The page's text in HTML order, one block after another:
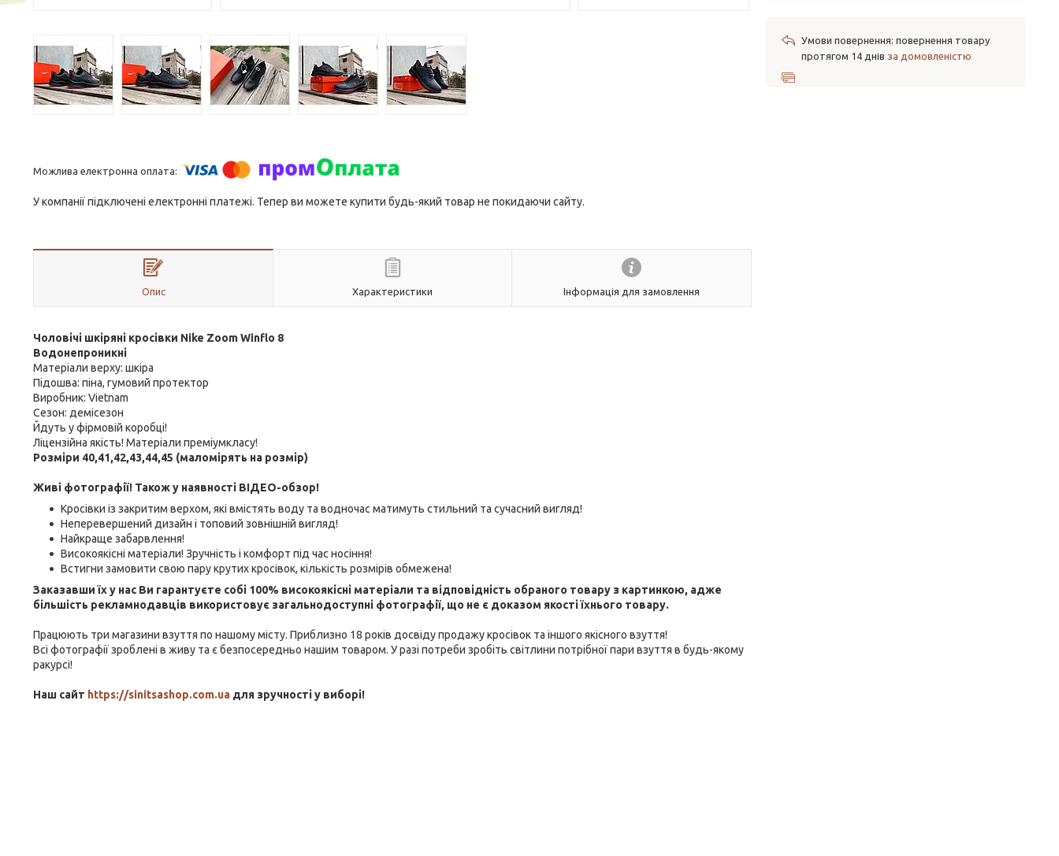
У компанії підключені електронні платежі. Тепер ви можете купити будь-який товар не покидаючи сайту.
Опис Характеристики Інформація для замовлення
Чоловічі шкіряні кросівки Nike Zoom Winflo 8
Водонепроникні
Матеріали верху: шкіра
Підошва: піна, гумовий протектор
Виробник: Vietnam
Сезон: демісезон
Йдуть у фірмовій коробці!
Ліцензійна якість! Матеріали преміумкласу!
Розміри 40,41,42,43,44,45 (маломірять на розмір)
Живі фотографії! Також у наявності ВІДЕО-обзор!
Кросівки із закритим верхом, які вмістять воду та водночас матимуть стильний та сучасний вигляд!
Неперевершений дизайн і топовий зовнішній вигляд!
Найкраще забарвлення!
Високоякісні матеріали! Зручність і комфорт під час носіння!
Встигни замовити свою пару крутих кросівок, кількість розмірів обмежена!
Заказавши їх у нас Ви гарантуєте собі 100% високоякісні матеріали та відповідність обраного товару з картинкою, адже
більшість рекламнодавців використовує загальнодоступні фотографії, що не є доказом якості їхнього товару.
Працюють три магазини взуття по нашому місту. Приблизно 18 років досвіду продажу кросівок та іншого якісного взуття!
Всі фотографії зроблені в живу та є безпосередньо нашим товаром. У разі потреби зробіть світлини потрібної пари взуття в будь-якому
ракурсі!
Наш сайт https://sinitsashop.com.ua для зручності у виборі!
повернення товару
протягом 14 днів за домовленістю